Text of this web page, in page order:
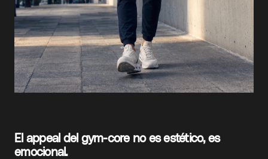
El appeal del gym-core no es estético, es
emocional.